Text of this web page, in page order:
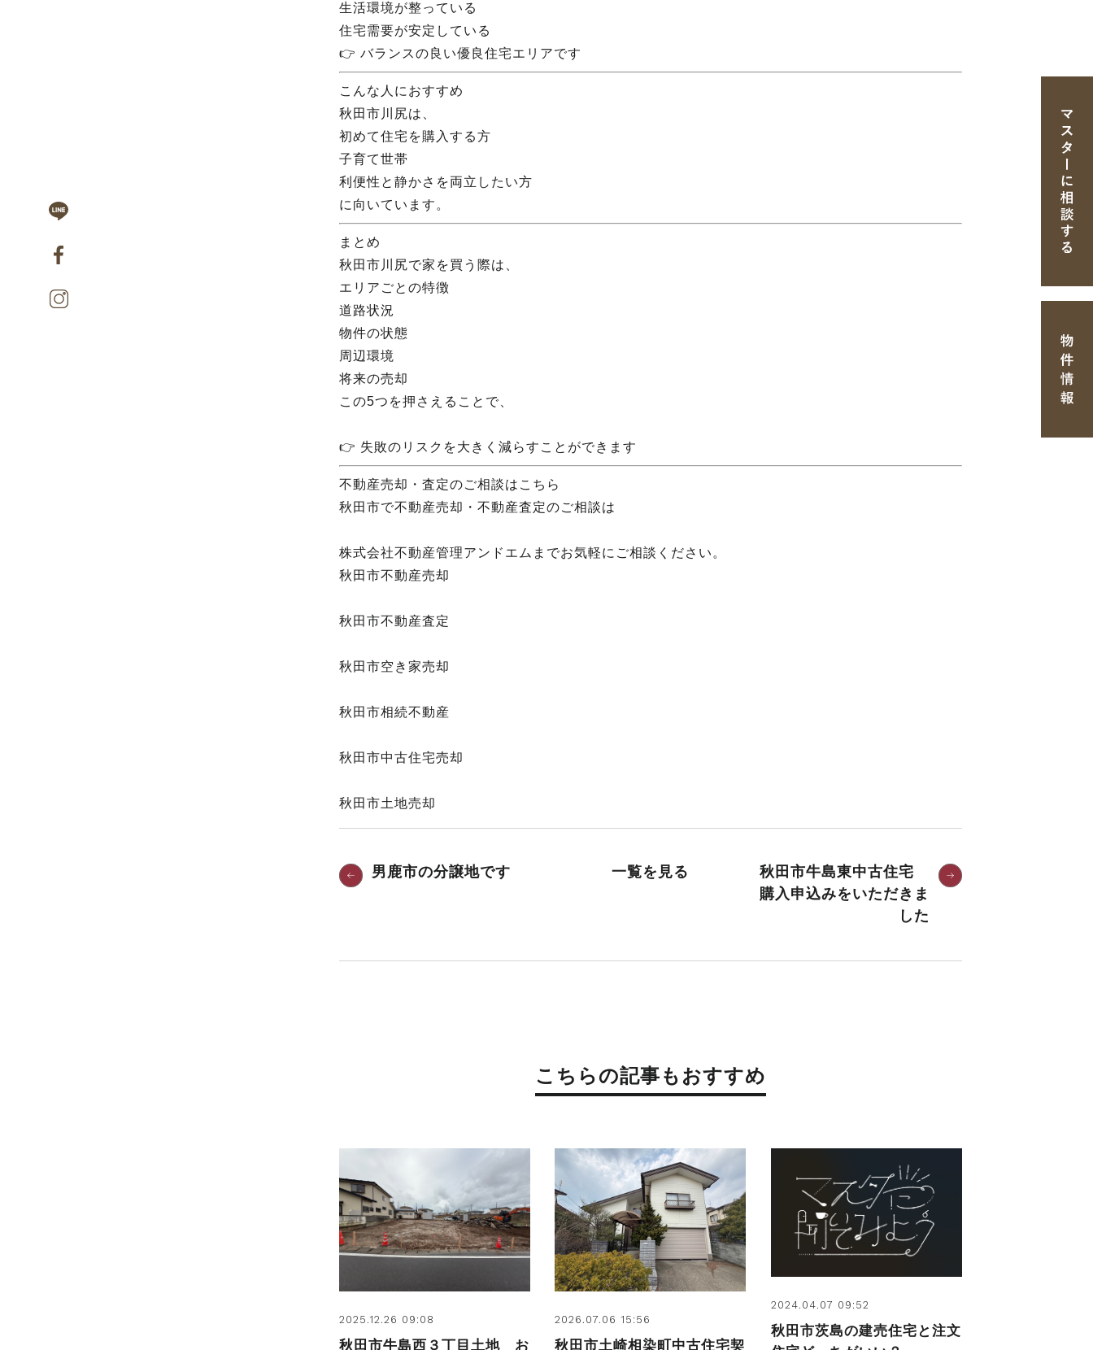
生活環境が整っている
住宅需要が安定している
👉 バランスの良い優良住宅エリアです
こんな人におすすめ
秋田市川尻は、
初めて住宅を購入する方
子育て世帯
利便性と静かさを両立したい方
に向いています。
まとめ
秋田市川尻で家を買う際は、
エリアごとの特徴
道路状況
物件の状態
周辺環境
将来の売却
この5つを押さえることで、
👉 失敗のリスクを大きく減らすことができます
不動産売却・査定のご相談はこちら
秋田市で不動産売却・不動産査定のご相談は
株式会社不動産管理アンドエムまでお気軽にご相談ください。
秋田市不動産売却
秋田市不動産査定
秋田市空き家売却
秋田市相続不動産
秋田市中古住宅売却
秋田市土地売却
男鹿市の分譲地です 一覧を見る
秋田市牛島東中古住宅
購入申込みをいただきま
した
こちらの記事もおすすめ
2025.12.26 09:08
秋田市牛島西３丁目土地 お
2026.07.06 15:56
秋田市土崎相染町中古住宅契
2024.04.07 09:52
秋田市茨島の建売住宅と注文